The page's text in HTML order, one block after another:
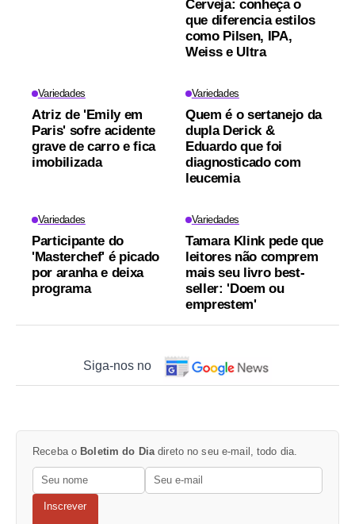
Cerveja: conheça o
que diferencia estilos
como Pilsen, IPA,
Weiss e Ultra
Variedades
Atriz de 'Emily em
Paris' sofre acidente
grave de carro e fica
imobilizada
Variedades
Quem é o sertanejo da
dupla Derick &
Eduardo que foi
diagnosticado com
leucemia
Variedades
Participante do
'Masterchef' é picado
por aranha e deixa
programa
Variedades
Tamara Klink pede que
leitores não comprem
mais seu livro best-
seller: 'Doem ou
emprestem'
Siga-nos no
Receba o Boletim do Diadireto no seu e-mail, todo dia.
Inscrever